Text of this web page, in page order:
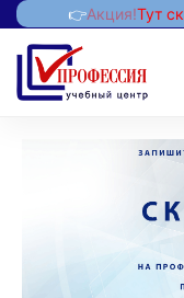
👉Акция!Тут